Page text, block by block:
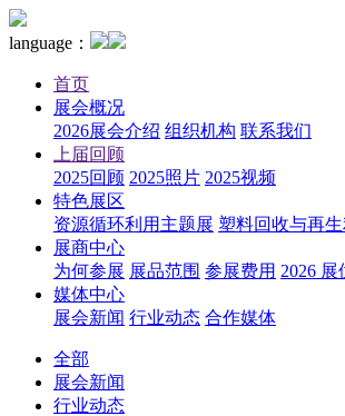
language：
首页
展会概况
2026展会介绍 组织机构 联系我们
上届回顾
2025回顾 2025照片 2025视频
特色展区
资源循环利用主题展 塑料回收与再
展商中心
为何参展 展品范围 参展费用 2026 展
媒体中心
展会新闻 行业动态 合作媒体
全部
展会新闻
行业动态